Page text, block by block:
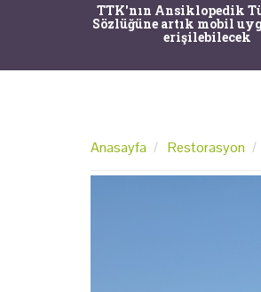
TTK'nın Ansiklopedik
Sözlüğüne artık mobil
erişilebilecek
Anasayfa Restorasyon